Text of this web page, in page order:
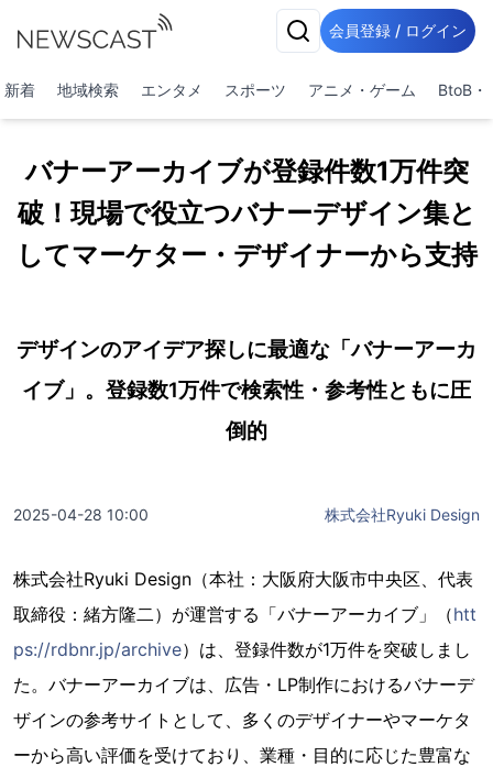
会員登録 / ログイン
新着 地域検索 エンタメ スポーツ アニメ・ゲーム BtoB・
バナーアーカイブが登録件数1万件突
破！現場で役立つバナーデザイン集と
してマーケター・デザイナーから支持
デザインのアイデア探しに最適な「バナーアーカ
イブ」。登録数1万件で検索性・参考性ともに圧
倒的
2025-04-28 10:00 株式会社Ryuki Design
株式会社Ryuki Design（本社：大阪府大阪市中央区、代表
取締役：緒方隆二）が運営する「バナーアーカイブ」（htt
ps://rdbnr.jp/archive）は、登録件数が1万件を突破しまし
た。バナーアーカイブは、広告・LP制作におけるバナーデ
ザインの参考サイトとして、多くのデザイナーやマーケタ
ーから高い評価を受けており、業種・目的に応じた豊富な